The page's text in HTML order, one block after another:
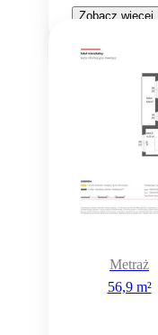
Zobacz więcej
Metraż
56,9 m²